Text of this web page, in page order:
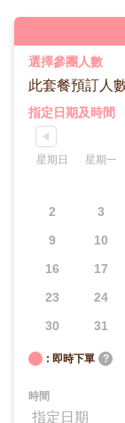
選擇參團人數
此套餐預訂人
指定日期及時間
星期日 星期一
2
3
9
10
16
17
23
24
30
31
: 即時下單 ?
時間